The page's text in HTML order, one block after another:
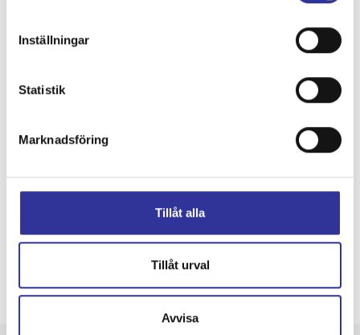
Inställningar
Statistik
Marknadsföring
Tillåt alla
Tillåt urval
Avvisa
Tillval och tillägg